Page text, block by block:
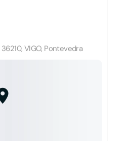
VIGO, Pontevedra